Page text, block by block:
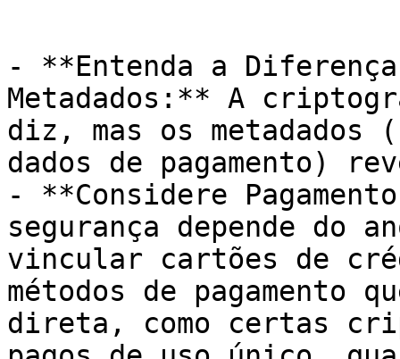
- **Entenda a
Metadados:** A
diz, mas os
dados de pagamento)
- **Considere
segurança depende do
vincular cartões de
métodos de pagamento
direta, como certas